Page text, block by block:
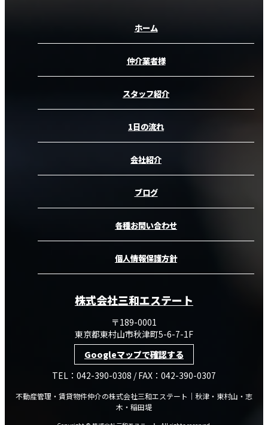
ホーム
仲介業者様
スタッフ紹介
1日の流れ
会社紹介
ブログ
各種お問い合わせ
個人情報保護方針
株式会社三和エステート
〒189-0001
東京都東村山市秋津町5-6-7-1F
Googleマップで確認する
TEL：042-390-0308 / FAX：042-390-0307
不動産管理・賃貸物件仲介の株式会社三和エステート｜秋津・東村山・志
木・稲田堤